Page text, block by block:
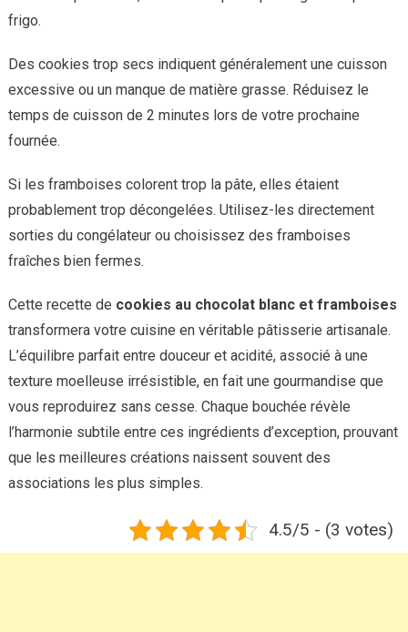
frigo.
Des cookies trop secs indiquent généralement une cuisson
excessive ou un manque de matière grasse. Réduisez le
temps de cuisson de 2 minutes lors de votre prochaine
fournée.
Si les framboises colorent trop la pâte, elles étaient
probablement trop décongelées. Utilisez-les directement
sorties du congélateur ou choisissez des framboises
fraîches bien fermes.
Cette recette de cookies au chocolat blanc et framboises
transformera votre cuisine en véritable pâtisserie artisanale.
L’équilibre parfait entre douceur et acidité, associé à une
texture moelleuse irrésistible, en fait une gourmandise que
vous reproduirez sans cesse. Chaque bouchée révèle
l’harmonie subtile entre ces ingrédients d’exception, prouvant
que les meilleures créations naissent souvent des
associations les plus simples.
4.5/5 - (3 votes)